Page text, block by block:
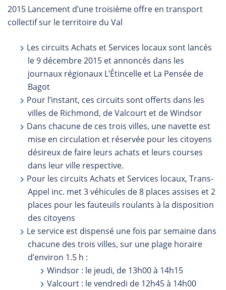
2015 Lancement d’une troisième offre en transport
collectif sur le territoire du Val
Les circuits Achats et Services locaux sont lancés
le 9 décembre 2015 et annoncés dans les
journaux régionaux L’Étincelle et La Pensée de
Bagot
Pour l’instant, ces circuits sont offerts dans les
villes de Richmond, de Valcourt et de Windsor
Dans chacune de ces trois villes, une navette est
mise en circulation et réservée pour les citoyens
désireux de faire leurs achats et leurs courses
dans leur ville respective.
Pour les circuits Achats et Services locaux, Trans-
Appel inc. met 3 véhicules de 8 places assises et 2
places pour les fauteuils roulants à la disposition
des citoyens
Le service est dispensé une fois par semaine dans
chacune des trois villes, sur une plage horaire
d’environ 1.5 h :
Windsor : le jeudi, de 13h00 à 14h15
Valcourt : le vendredi de 12h45 à 14h00